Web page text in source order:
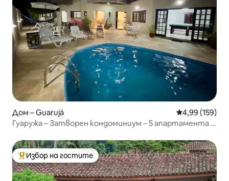
Дом – Guarujá Средна
4,99 (159)
Гуаружа – Затворен кондоминиум – 5 апартамента с
Най-популярен избор на гостите
Избор на гостите